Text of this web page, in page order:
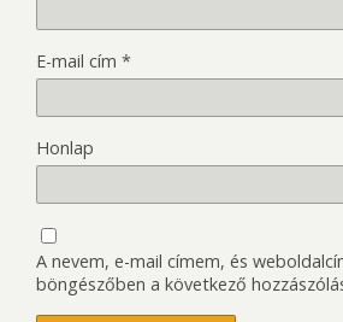
E-mail cím *
Honlap
A nevem, e-mail címem, és
böngészőben a következő